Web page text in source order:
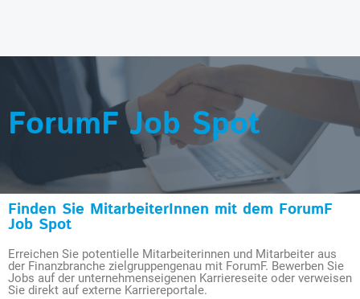
ForumF Job Spot
Finden Sie MitarbeiterInnen mit dem ForumF
Job Spot
Erreichen Sie potentielle Mitarbeiterinnen und Mitarbeiter aus
der Finanzbranche zielgruppengenau mit ForumF. Bewerben Sie
Jobs auf der unternehmenseigenen Karriereseite oder verweisen
Sie direkt auf externe Karriereportale.